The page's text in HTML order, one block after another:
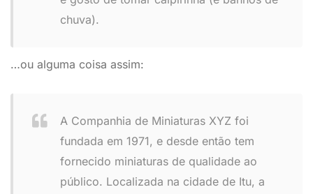
chuva).
…ou alguma coisa assim:
A Companhia de Miniaturas XYZ foi
fundada em 1971, e desde então tem
fornecido miniaturas de qualidade ao
público. Localizada na cidade de Itu, a